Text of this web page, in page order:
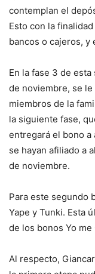
contemplan el
Esto con la
bancos o cajeros,
En la fase 3 de
de noviembre, se
miembros de la
la siguiente fase,
entregará el bono
se hayan afiliado a
de noviembre.
Para este segundo
Yape y Tunki. Esta
de los bonos Yo
Al respecto,